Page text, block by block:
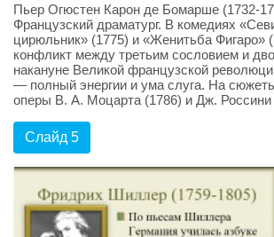
Пьер Огюстен Карон де Бомарше (1732-
Французский драматург. В комедиях
цирюльник» (1775) и «Женитьба Фигаро»
конфликт между третьим сословием и
накануне Великой французской
— полный энергии и ума слуга. На
оперы В. А. Моцарта (1786) и Дж. Россини
Слайд 5